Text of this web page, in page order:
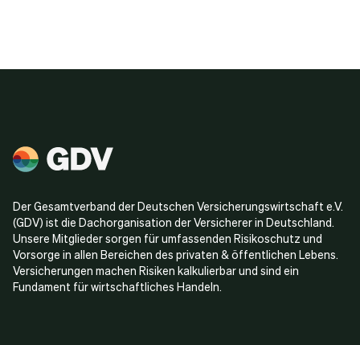
Der Gesamtverband der Deutschen Versicherungswirtschaft e.V.
(GDV) ist die Dachorganisation der Versicherer in Deutschland.
Unsere Mitglieder sorgen für umfassenden Risikoschutz und
Vorsorge in allen Bereichen des privaten & öffentlichen Lebens.
Versicherungen machen Risiken kalkulierbar und sind ein
Fundament für wirtschaftliches Handeln.